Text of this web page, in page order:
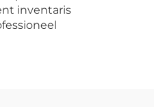
inventaris